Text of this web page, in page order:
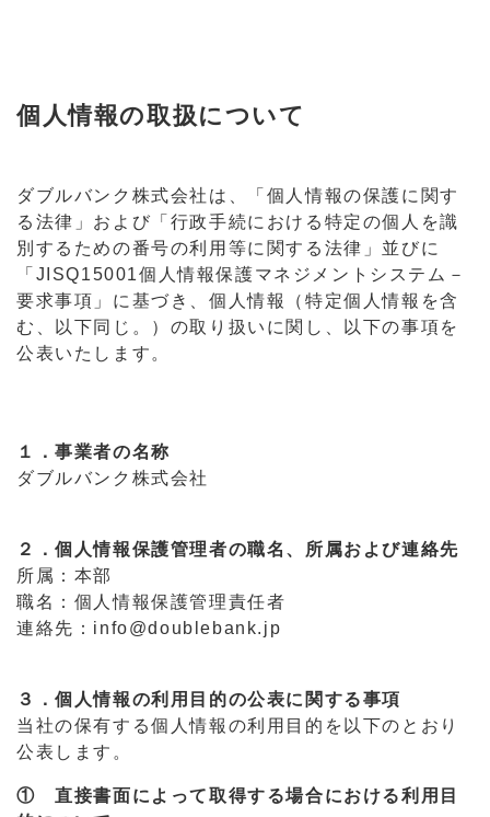
個人情報の取扱について
ダブルバンク株式会社は、「個人情報の保護に関す
る法律」および「行政手続における特定の個人を識
別するための番号の利用等に関する法律」並びに
「JISQ15001個人情報保護マネジメントシステム－
要求事項」に基づき、個人情報（特定個人情報を含
む、以下同じ。）の取り扱いに関し、以下の事項を
公表いたします。
１．事業者の名称
ダブルバンク株式会社
２．個人情報保護管理者の職名、所属および連絡先
所属：本部
職名：個人情報保護管理責任者
連絡先：info@doublebank.jp
３．個人情報の利用目的の公表に関する事項
当社の保有する個人情報の利用目的を以下のとおり
公表します。
① 直接書面によって取得する場合における利用目